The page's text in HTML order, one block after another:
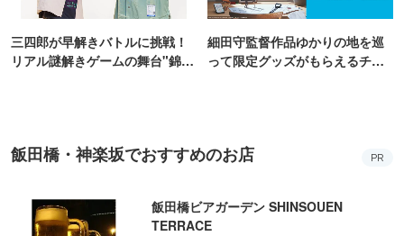
三四郎が早解きバトルに挑戦！
リアル謎解きゲームの舞台"錦糸
細田守監督作品ゆかりの地を巡
って限定グッズがもらえるチャ
飯田橋・神楽坂でおすすめのお店 PR
飯田橋ビアガーデン SHINSOUEN
TERRACE